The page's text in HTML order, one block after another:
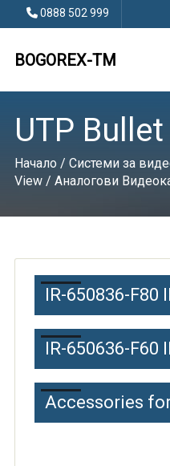
0888 502 999
BOGOREX-TM
UTP
Начало/ Системи за
View/ Аналогови
IR-650836-F80 IR
IR-650636-F60 IR
Accessories for